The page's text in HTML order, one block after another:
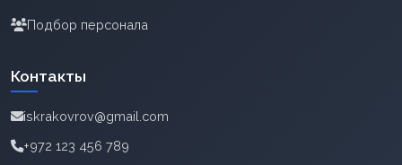
Подбор персонала
Контакты
iskrakovrov@gmail.com
+972 123 456 789